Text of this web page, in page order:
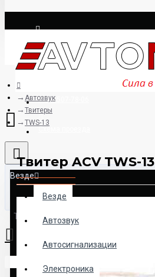
Логин
Регистрация
8925-507-78-06
Везде
Везде
Автозвук
Автосигнализации
Электроника
Товаров: 0 (0.00р.)
Автозвук
Твитеры
TWS-13
Твитер ACV TWS-13